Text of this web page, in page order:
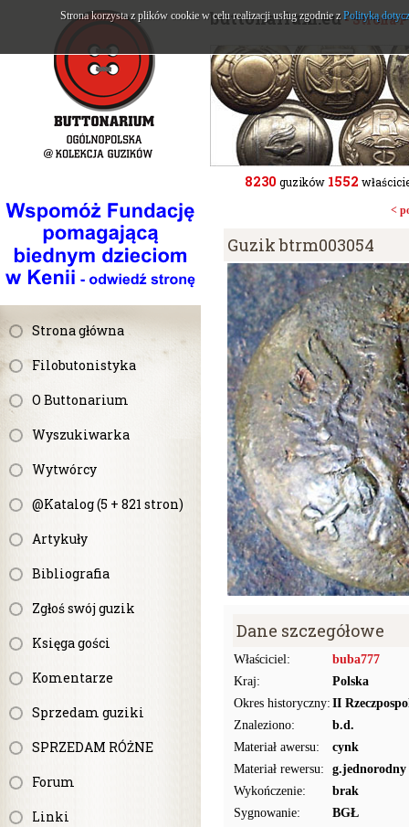
Strona główna
Filobutonistyka
O Buttonarium
Wyszukiwarka
Wytwórcy
@Katalog (5 + 821 stron)
Artykuły
Bibliografia
Zgłoś swój guzik
Księga gości
Komentarze
Sprzedam guziki
SPRZEDAM RÓŻNE
Forum
Linki
buttonarium.eu- Strona
8230 guzików 1552
<
Guzik btrm003054
Dane szczegółowe
Właściciel:
buba777
Kraj:
Polska
Okres historyczny: II
Znaleziono:
b.d.
Materiał awersu:
cynk
Materiał rewersu:
g.jednorodny
Wykończenie:
brak
Sygnowanie:
BGŁ
Strona korzysta z plików cookie w celu realizacji usług zgodnie z Polityką